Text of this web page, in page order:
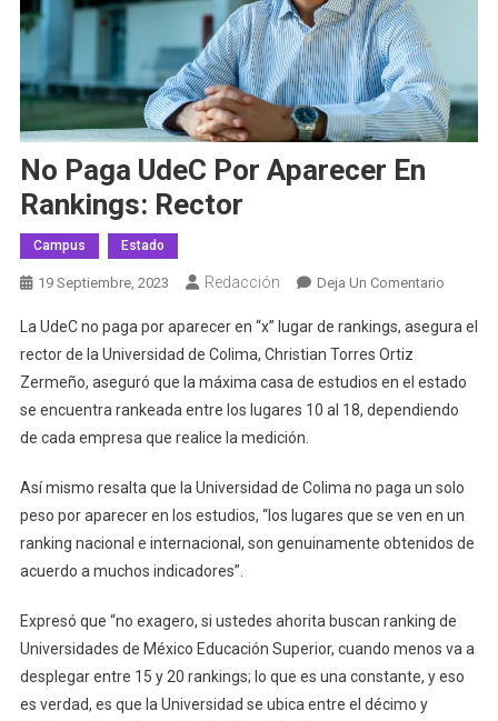
No Paga UdeC Por Aparecer En
Rankings: Rector
Campus Estado
19 Septiembre, 2023 Redacción Deja Un ComentarioEn
Paga
Por
Rector
La UdeC no paga por aparecer en “x” lugar de rankings, asegura el
rector de la Universidad de Colima, Christian Torres Ortiz
Zermeño, aseguró que la máxima casa de estudios en el estado
se encuentra rankeada entre los lugares 10 al 18, dependiendo
de cada empresa que realice la medición.
Así mismo resalta que la Universidad de Colima no paga un solo
peso por aparecer en los estudios, “los lugares que se ven en un
ranking nacional e internacional, son genuinamente obtenidos de
acuerdo a muchos indicadores”.
Expresó que “no exagero, si ustedes ahorita buscan ranking de
Universidades de México Educación Superior, cuando menos va a
desplegar entre 15 y 20 rankings; lo que es una constante, y eso
es verdad, es que la Universidad se ubica entre el décimo y